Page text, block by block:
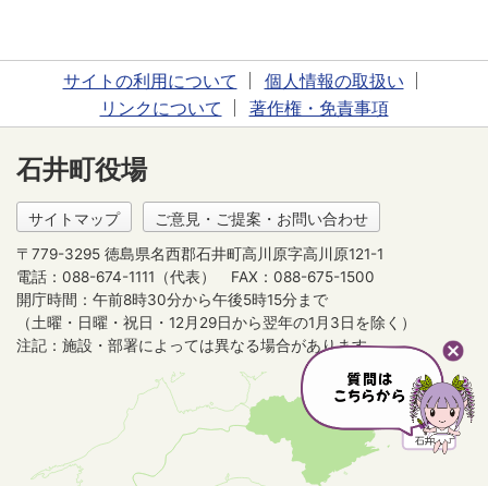
サイトの利用について
個人情報の取扱い
リンクについて
著作権・免責事項
石井町役場
サイトマップ ご意見・ご提案・お問い合わせ
〒779-3295 徳島県名西郡石井町高川原字高川原121-1
電話：088-674-1111（代表）
FAX：088-675-1500
開庁時間：午前8時30分から午後5時15分まで
（土曜・日曜・祝日・12月29日から翌年の1月3日を除く）
注記：施設・部署によっては異なる場合があります。